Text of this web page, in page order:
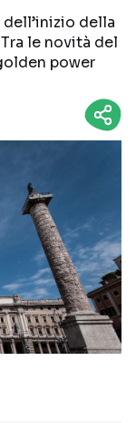
della
le novità del
power